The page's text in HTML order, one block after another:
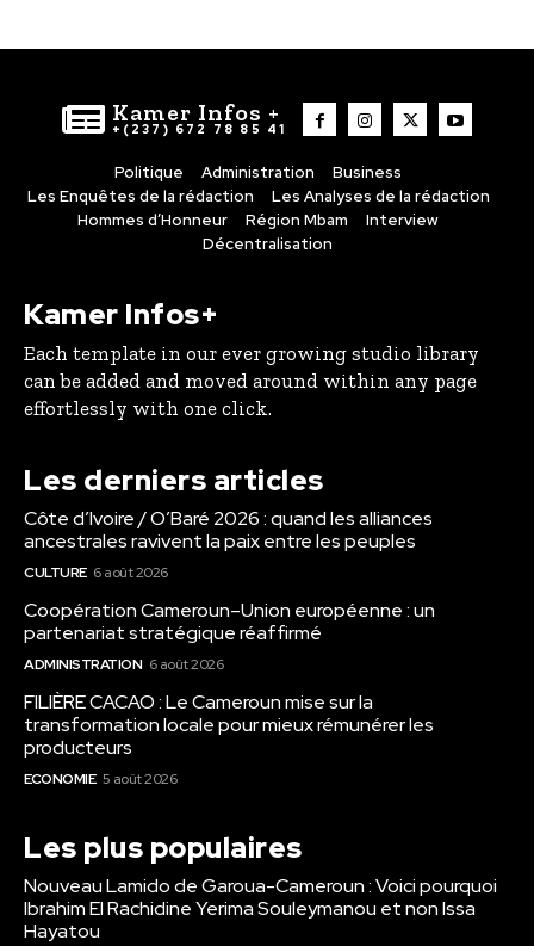
Kamer Infos +
+(237) 672 78 85 41
Politique Administration
Business
Les Enquêtes de la rédaction
Les Analyses de la rédaction
Hommes d’Honneur
Région Mbam
Interview
Décentralisation
Kamer Infos+
Each template in our ever growing studio library
can be added and moved around within any page
effortlessly with one click.
Les derniers articles
Côte d’Ivoire / O’Baré 2026 : quand les alliances
ancestrales ravivent la paix entre les peuples
CULTURE 6 août 2026
Coopération Cameroun–Union européenne : un
partenariat stratégique réaffirmé
ADMINISTRATION 6 août 2026
FILIÈRE CACAO : Le Cameroun mise sur la
transformation locale pour mieux rémunérer les
producteurs
ECONOMIE 5 août 2026
Les plus populaires
Nouveau Lamido de Garoua-Cameroun : Voici pourquoi
Ibrahim El Rachidine Yerima Souleymanou et non Issa
Hayatou